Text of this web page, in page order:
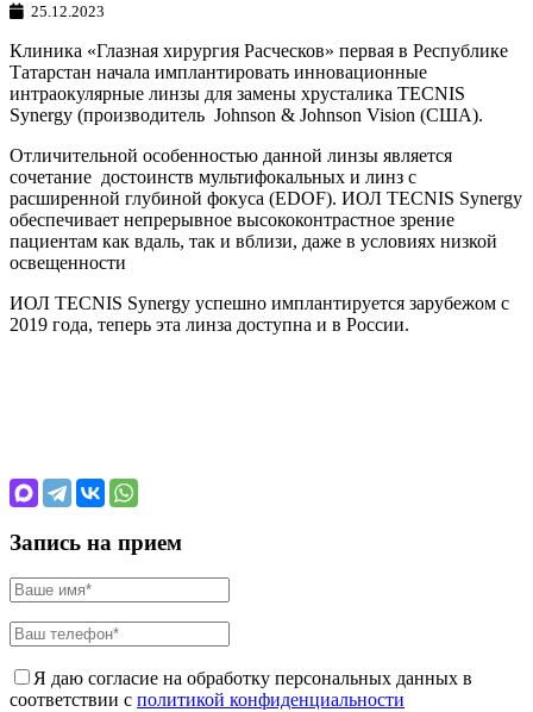
25.12.2023
Клиника «Глазная хирургия Расческов» первая в Республике
Татарстан начала имплантировать инновационные
интраокулярные линзы для замены хрусталика TECNIS
Synergy (производитель Johnson & Johnson Vision (США).
Отличительной особенностью данной линзы является
сочетание достоинств мультифокальных и линз с
расширенной глубиной фокуса (EDOF). ИОЛ TECNIS Synergy
обеспечивает непрерывное высококонтрастное зрение
пациентам как вдаль, так и вблизи, даже в условиях низкой
освещенности
ИОЛ TECNIS Synergy успешно имплантируется зарубежом с
2019 года, теперь эта линза доступна и в России.
Запись на прием
Я даю согласие на обработку персональных данных в
соответствии с политикой конфиденциальности